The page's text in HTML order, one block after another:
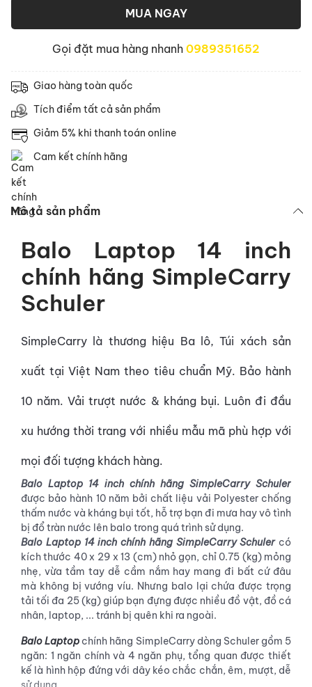
MUA NGAY
Gọi đặt mua hàng nhanh 0989351652
Giao hàng toàn quốc
Tích điểm tất cả sản phẩm
Giảm 5% khi thanh toán online
Cam kết chính hãng
Mô tả sản phẩm
Balo Laptop 14 inch
chính hãng SimpleCarry
Schuler
SimpleCarry là thương hiệu Ba lô, Túi xách sản
xuất tại Việt Nam theo tiêu chuẩn Mỹ. Bảo hành
10 năm. Vải trượt nước & kháng bụi. Luôn đi đầu
xu hướng thời trang với nhiều mẫu mã phù hợp với
mọi đối tượng khách hàng.
Balo Laptop 14 inch chính hãng SimpleCarry Schuler
được bảo hành 10 năm bởi chất liệu vải Polyester chống
thấm nước và kháng bụi tốt, hỗ trợ bạn đi mưa hay vô tình
bị đổ tràn nước lên balo trong quá trình sử dụng.
Balo Laptop 14 inch chính hãng SimpleCarry Schulercó
kích thước 40 x 29 x 13 (cm) nhỏ gọn, chỉ 0.75 (kg) mỏng
nhẹ, vừa tầm tay dễ cầm nắm hay mang đi bất cứ đâu
mà không bị vướng víu. Nhưng balo lại chứa được trọng
tải tối đa 25 (kg) giúp bạn đựng được nhiều đồ vật, đồ cá
nhân, laptop, ... tránh bị quên khi ra ngoài.
Balo Laptop chính hãng SimpleCarry dòng Schuler gồm 5
ngăn: 1 ngăn chính và 4 ngăn phụ, tổng quan được thiết
kế là hình hộp đứng với dây kéo chắc chắn, êm, mượt, dễ